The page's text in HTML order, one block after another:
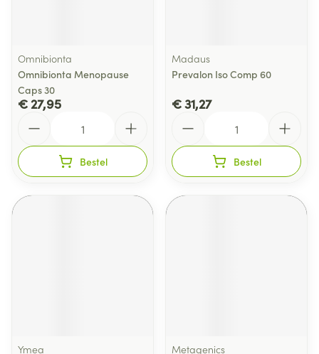
Omnibionta
Omnibionta Menopause
Caps 30
€ 27,95
Bestel
Madaus
Prevalon Iso Comp 60
€ 31,27
Bestel
Ymea Metagenics